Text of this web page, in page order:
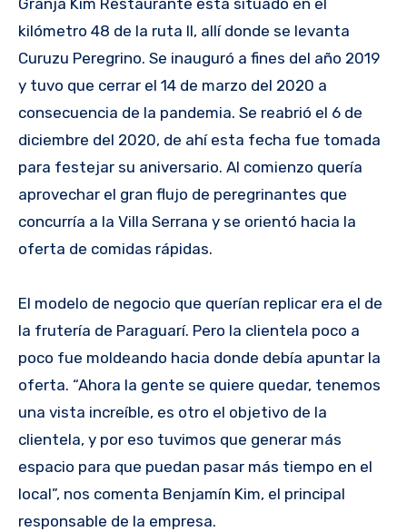
Granja Kim Restaurante está situado en el
kilómetro 48 de la ruta II, allí donde se levanta
Curuzu Peregrino. Se inauguró a fines del año 2019
y tuvo que cerrar el 14 de marzo del 2020 a
consecuencia de la pandemia. Se reabrió el 6 de
diciembre del 2020, de ahí esta fecha fue tomada
para festejar su aniversario. Al comienzo quería
aprovechar el gran flujo de peregrinantes que
concurría a la Villa Serrana y se orientó hacia la
oferta de comidas rápidas.
El modelo de negocio que querían replicar era el de
la frutería de Paraguarí. Pero la clientela poco a
poco fue moldeando hacia donde debía apuntar la
oferta. “Ahora la gente se quiere quedar, tenemos
una vista increíble, es otro el objetivo de la
clientela, y por eso tuvimos que generar más
espacio para que puedan pasar más tiempo en el
local”, nos comenta Benjamín Kim, el principal
responsable de la empresa.